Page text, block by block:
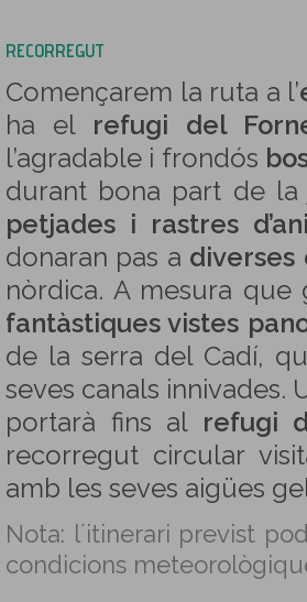
RECORREGUT
Començarem la ruta a l’
ha el refugi del
l’agradable i frondós
durant bona part de la
petjades i rastres
donaran pas a diverses
nòrdica. A mesura
fantàstiques vistes
de la serra del Cadí,
seves canals innivades.
portarà fins al refugi
recorregut circular
amb les seves aigües
Nota: l´itinerari previst
condicions